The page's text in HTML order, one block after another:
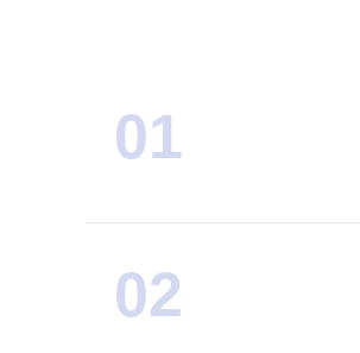
01
02